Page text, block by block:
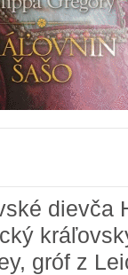
dievča
gróf z